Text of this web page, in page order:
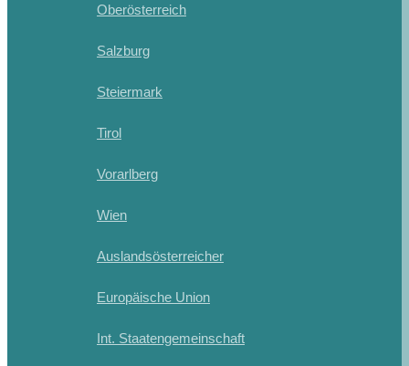
Oberösterreich
Salzburg
Steiermark
Tirol
Vorarlberg
Wien
Auslandsösterreicher
Europäische Union
Int. Staatengemeinschaft